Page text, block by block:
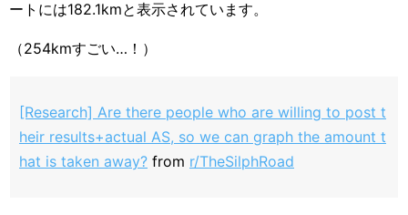
ートには182.1kmと表示されています。
（254kmすごい…！）
[Research] Are there people who are willing to post t
heir results+actual AS, so we can graph the amount t
hat is taken away? from r/TheSilphRoad